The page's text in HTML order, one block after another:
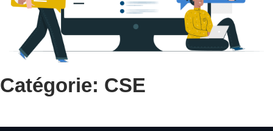
Catégorie: CSE